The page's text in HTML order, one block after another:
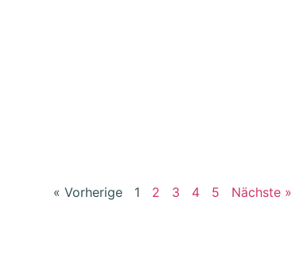
« Vorherige 1 2 3 4 5 Nächste »